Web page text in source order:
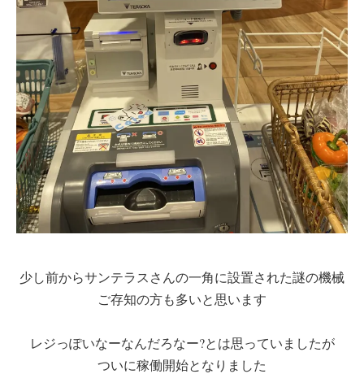
少し前からサンテラスさんの一角に設置された謎の機械
ご存知の方も多いと思います
レジっぽいなーなんだろなー?とは思っていましたが
ついに稼働開始となりました